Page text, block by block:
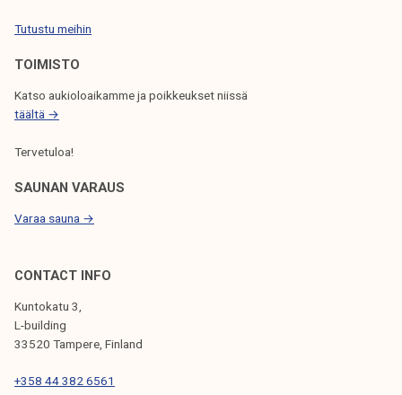
L
A
U
Tutustu meihin
TOIMISTO
Katso aukioloaikamme ja poikkeukset niissä
täältä →
Tervetuloa!
SAUNAN VARAUS
Varaa sauna →
CONTACT INFO
Kuntokatu 3,
L-building
33520 Tampere, Finland
+358 44 382 6561